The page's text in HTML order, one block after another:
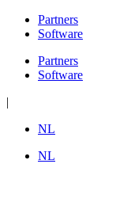
naar
inhoud
Partners
Software
Partners
Software
|
NL
NL